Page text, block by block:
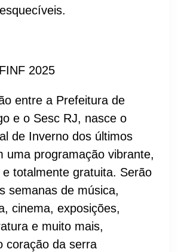
entre a Prefeitura de
e o Sesc RJ, nasce o
de Inverno dos últimos
uma programação vibrante,
totalmente gratuita. Serão
semanas de música,
cinema, exposições,
e muito mais,
coração da serra